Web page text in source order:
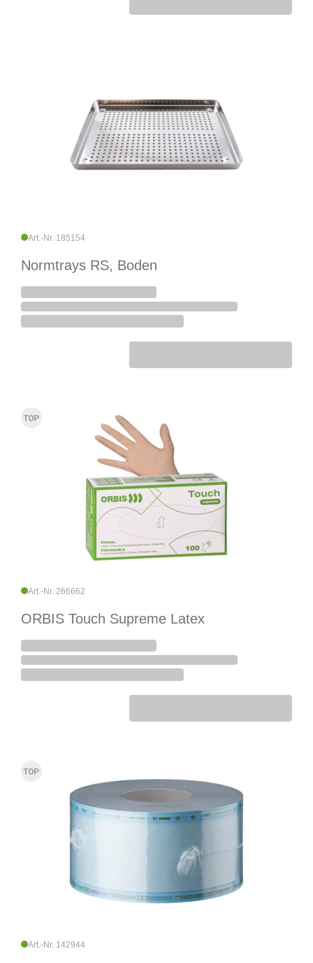
Art.-Nr. 185154
Normtrays RS, Boden
Art.-Nr. 266662
ORBIS Touch Supreme Latex
Art.-Nr. 142944